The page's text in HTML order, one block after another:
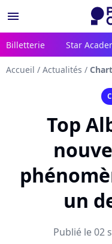
menu
Billetterie Star
Accueil / Actualités /
Top
un
Publié le 02